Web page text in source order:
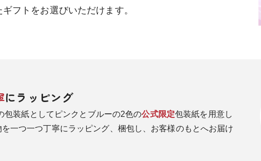
フトをお選びいただけます。
にラッピング
包装紙としてピンクとブルーの2色の公式限定包装紙を用意し
一つ一つ丁寧にラッピング、梱包し、お客様のもとへお届け